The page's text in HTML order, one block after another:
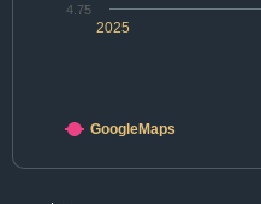
2025
4.75
GoogleMaps